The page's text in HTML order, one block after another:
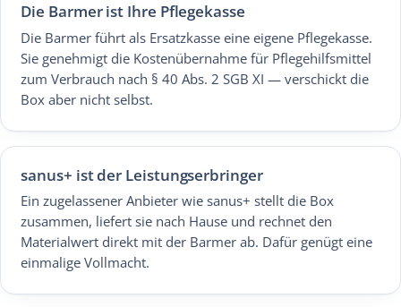
Die Barmer ist Ihre Pflegekasse
Die Barmer führt als Ersatzkasse eine eigene Pflegekasse.
Sie genehmigt die Kostenübernahme für Pflegehilfsmittel
zum Verbrauch nach § 40 Abs. 2 SGB XI — verschickt die
Box aber nicht selbst.
sanus+ ist der Leistungserbringer
Ein zugelassener Anbieter wie sanus+ stellt die Box
zusammen, liefert sie nach Hause und rechnet den
Materialwert direkt mit der Barmer ab. Dafür genügt eine
einmalige Vollmacht.